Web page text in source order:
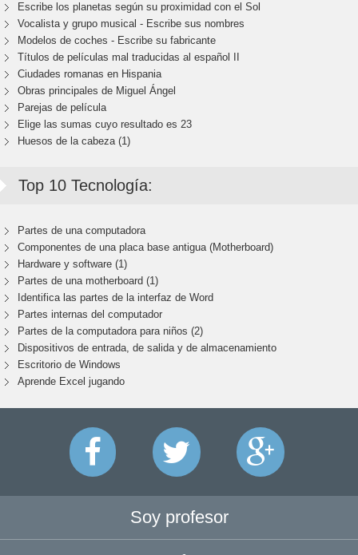
Escribe los planetas según su proximidad con el Sol
Vocalista y grupo musical - Escribe sus nombres
Modelos de coches - Escribe su fabricante
Títulos de películas mal traducidas al español II
Ciudades romanas en Hispania
Obras principales de Miguel Ángel
Parejas de película
Elige las sumas cuyo resultado es 23
Huesos de la cabeza (1)
Top 10 Tecnología:
Partes de una computadora
Componentes de una placa base antigua (Motherboard)
Hardware y software (1)
Partes de una motherboard (1)
Identifica las partes de la interfaz de Word
Partes internas del computador
Partes de la computadora para niños (2)
Dispositivos de entrada, de salida y de almacenamiento
Escritorio de Windows
Aprende Excel jugando
Soy profesor